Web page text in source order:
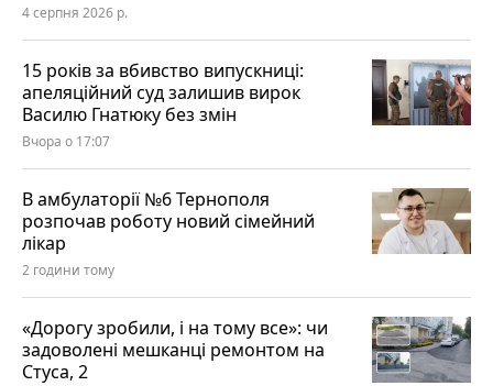
4 серпня 2026 р.
15 років за вбивство випускниці:
апеляційний суд залишив вирок
Василю Гнатюку без змін
Вчора о 17:07
В амбулаторії №6 Тернополя
розпочав роботу новий сімейний
лікар
2 години тому
«Дорогу зробили, і на тому все»: чи
задоволені мешканці ремонтом на
Стуса, 2